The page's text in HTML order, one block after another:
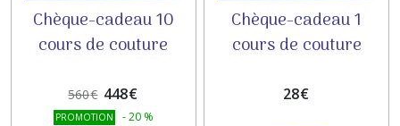
Chèque-cadeau 10
cours de couture
560€ 448€
PROMOTION -20 %
Chèque-cadeau 1
cours de couture
- DECOUVERTE
28€